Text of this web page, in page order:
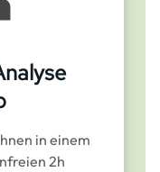
in einem
2h